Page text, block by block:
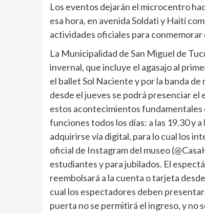
Los eventos dejarán el microcentro
esa hora, en avenida Soldati y Haití
actividades oficiales para
La Municipalidad de San Miguel de
invernal, que incluye el agasajo al
el ballet Sol Naciente y por la banda
desde el jueves se podrá presenciar el
estos acontecimientos fundamentales
funciones todos los días: a las 19.30 y
adquirirse vía digital, para lo cual los
oficial de Instagram del museo
estudiantes y para jubilados. El
reembolsará a la cuenta o tarjeta
cual los espectadores deben
puerta no se permitirá el ingreso, y no